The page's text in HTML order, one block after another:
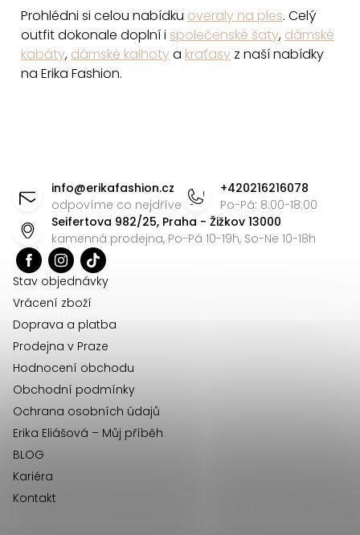
Prohlédni si celou nabídku overaly na ples. Celý
outfit dokonale doplní i společenské šaty, dámské
kabáty, dámské kalhotya kraťasy z naší nabídky
na Erika Fashion.
info@erikafashion.cz
odpovíme co nejdříve
+420216216078
Po-Pá: 8:00-18:00
Seifertova 982/25, Praha - Žižkov 13000
kamenná prodejna, Po-Pá 10-19h, So-Ne 10-18h
Stav objednávky
Vrácení zboží
Doprava a platba
Prodejna v Praze
Hodnocení obchodu
Obchodní podmínky
Ochrana osobních údajů
Erika Eliášová – Můj příběh
BLOG
Kariéra
Kontakt